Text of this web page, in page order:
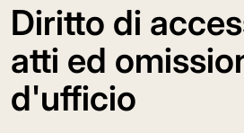
Diritto di
atti ed
d'ufficio